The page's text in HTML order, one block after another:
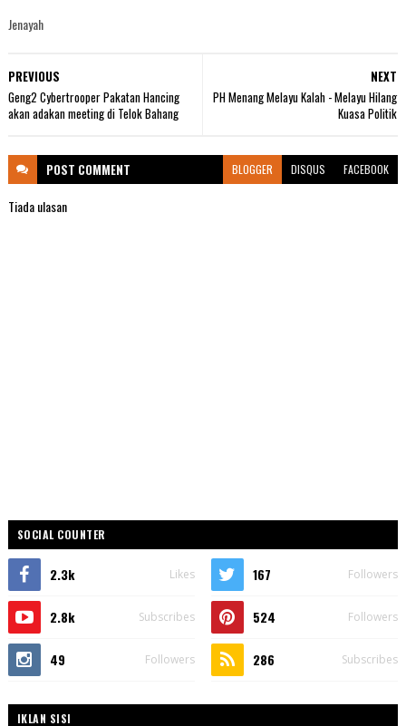
Jenayah
NEXT
PH Menang Melayu Kalah - Melayu Hilang
Kuasa Politik
PREVIOUS
Geng2 Cybertrooper Pakatan Hancing
akan adakan meeting di Telok Bahang
POST COMMENT BLOGGER DISQUS FACEBOOK
Tiada ulasan
SOCIAL COUNTER
2.3k Likes 167 Followers
2.8k Subscribes 524 Followers
49 Followers 286 Subscribes
IKLAN SISI